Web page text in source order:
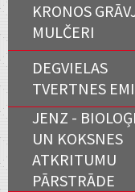
KRONOS
MULČERI
DEGVIELAS
TVERTNES
JENZ -
UN KOKSNES
ATKRITUMU
PĀRSTRĀDE